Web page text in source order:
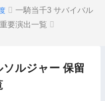
一騎当千3 サバイバル
要演出一覧
ルジャー 保留